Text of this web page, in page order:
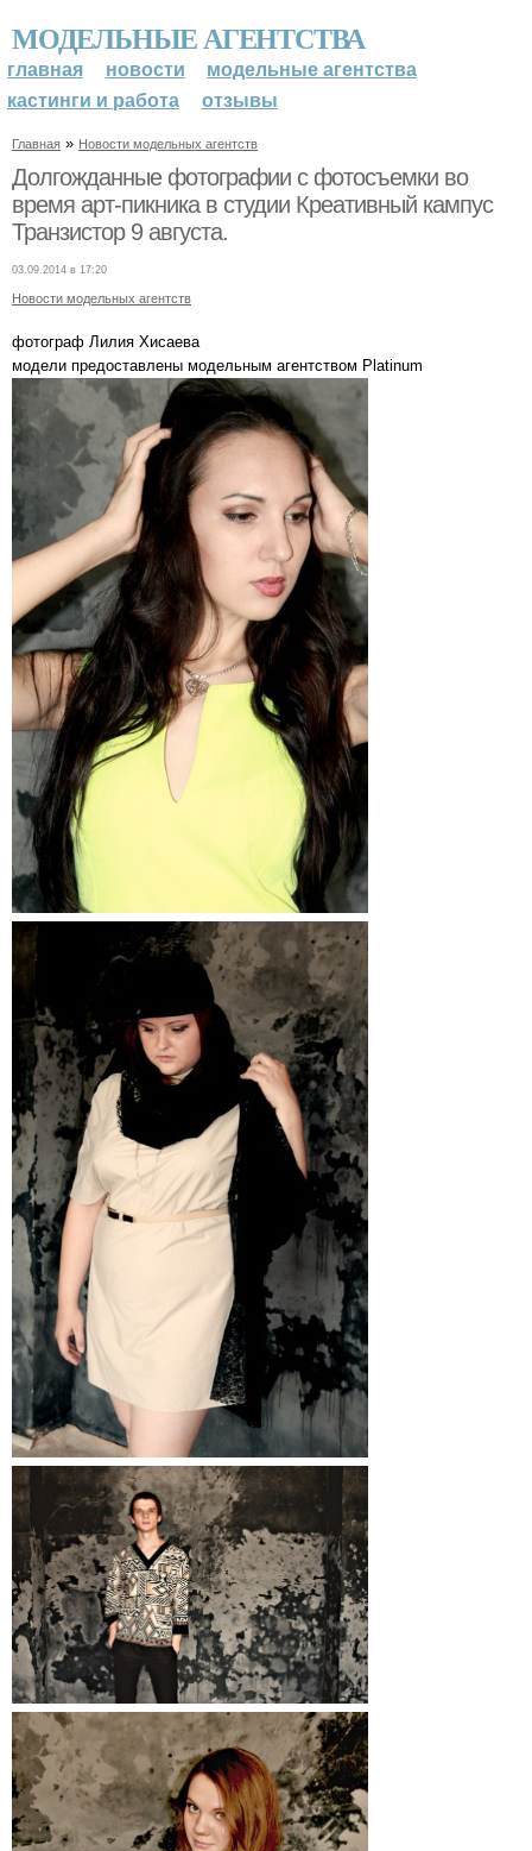
МОДЕЛЬНЫЕ АГЕНТСТВА
главная новости
модельные агентства
кастинги и работа
отзывы
Главная » Новости модельных агентств
Долгожданные фотографии с фотосъемки во
время арт-пикника в студии Креативный кампус
Транзистор 9 августа.
03.09.2014 в 17:20
Новости модельных агентств
фотограф Лилия Хисаева
модели предоставлены модельным агентством Platinum